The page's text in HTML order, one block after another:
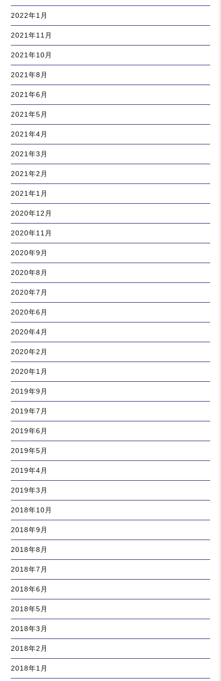
2022年1月
2021年11月
2021年10月
2021年8月
2021年6月
2021年5月
2021年4月
2021年3月
2021年2月
2021年1月
2020年12月
2020年11月
2020年9月
2020年8月
2020年7月
2020年6月
2020年4月
2020年2月
2020年1月
2019年9月
2019年7月
2019年6月
2019年5月
2019年4月
2019年3月
2018年10月
2018年9月
2018年8月
2018年7月
2018年6月
2018年5月
2018年3月
2018年2月
2018年1月